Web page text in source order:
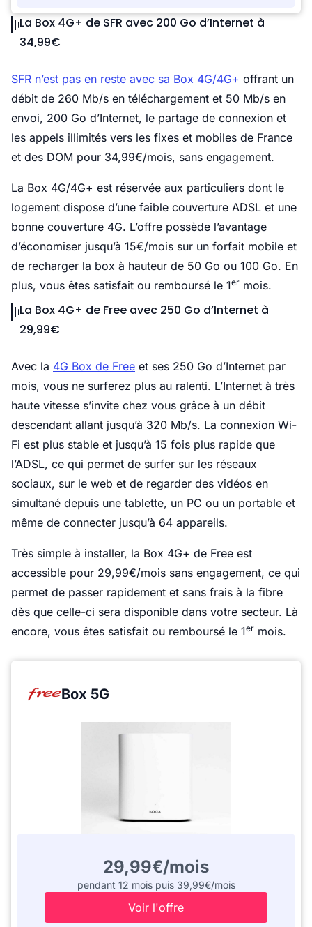
La Box 4G+ de SFR avec 200 Go d’Internet à
34,99€
SFR n’est pas en reste avec sa Box 4G/4G+ offrant un
débit de 260 Mb/s en téléchargement et 50 Mb/s en
envoi, 200 Go d’Internet, le partage de connexion et
les appels illimités vers les fixes et mobiles de France
et des DOM pour 34,99€/mois, sans engagement.
La Box 4G/4G+ est réservée aux particuliers dont le
logement dispose d’une faible couverture ADSL et une
bonne couverture 4G. L’offre possède l’avantage
d’économiser jusqu’à 15€/mois sur un forfait mobile et
de recharger la box à hauteur de 50 Go ou 100 Go. En
plus, vous êtes satisfait ou remboursé le 1er mois.
La Box 4G+ de Free avec 250 Go d’Internet à
29,99€
Avec la 4G Box de Free et ses 250 Go d’Internet par
mois, vous ne surferez plus au ralenti. L’Internet à très
haute vitesse s’invite chez vous grâce à un débit
descendant allant jusqu’à 320 Mb/s. La connexion Wi-
Fi est plus stable et jusqu’à 15 fois plus rapide que
l’ADSL, ce qui permet de surfer sur les réseaux
sociaux, sur le web et de regarder des vidéos en
simultané depuis une tablette, un PC ou un portable et
même de connecter jusqu’à 64 appareils.
Très simple à installer, la Box 4G+ de Free est
accessible pour 29,99€/mois sans engagement, ce qui
permet de passer rapidement et sans frais à la fibre
dès que celle-ci sera disponible dans votre secteur. Là
encore, vous êtes satisfait ou remboursé le 1er mois.
Box 5G
29,99€/mois
pendant 12 mois puis 39,99€/mois
Voir l'offre